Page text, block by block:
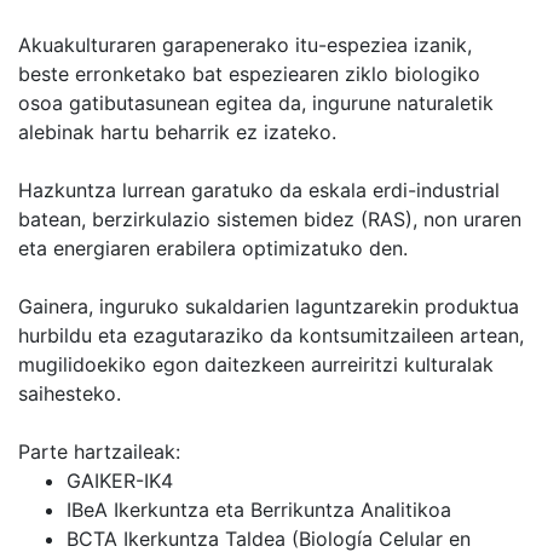
Akuakulturaren garapenerako itu-espeziea izanik,
beste erronketako bat espeziearen ziklo biologiko
osoa gatibutasunean egitea da, ingurune naturaletik
alebinak hartu beharrik ez izateko.
Hazkuntza lurrean garatuko da eskala erdi-industrial
batean, berzirkulazio sistemen bidez (RAS), non uraren
eta energiaren erabilera optimizatuko den.
Gainera, inguruko sukaldarien laguntzarekin produktua
hurbildu eta ezagutaraziko da kontsumitzaileen artean,
mugilidoekiko egon daitezkeen aurreiritzi kulturalak
saihesteko.
Parte hartzaileak:
GAIKER-IK4
IBeA Ikerkuntza eta Berrikuntza Analitikoa
BCTA Ikerkuntza Taldea (Biología Celular en